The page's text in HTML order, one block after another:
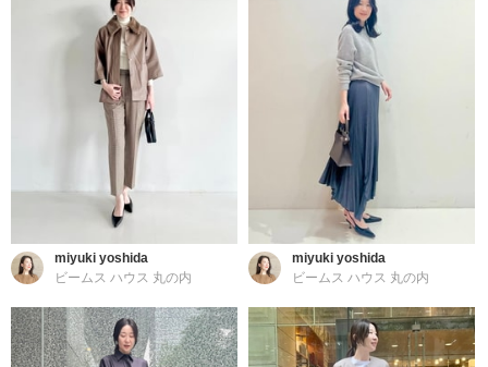
miyuki yoshida
ビームス ハウス 丸の内
miyuki yoshida
ビームス ハウス 丸の内